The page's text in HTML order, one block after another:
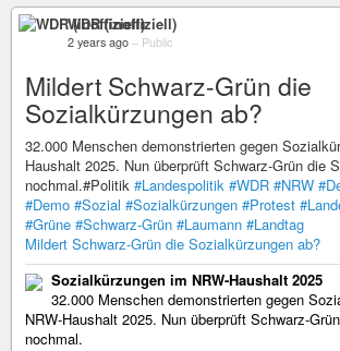
WDR (inoffiziell)
2 years ago – Public
Mildert Schwarz-Grün die
Sozialkürzungen ab?
32.000 Menschen demonstrierten gegen
Haushalt 2025. Nun überprüft Schwarz-Grün die
nochmal.#Politik #Landespolitik #WDR #NRW
#Demo #Sozial #Sozialkürzungen #Protest
#Grüne #Schwarz-Grün #Laumann #Landtag
Mildert Schwarz-Grün die Sozialkürzungen ab?
Sozialkürzungen im NRW-Haushalt 2025
32.000 Menschen demonstrierten gegen
NRW-Haushalt 2025. Nun überprüft Schwarz-
nochmal.